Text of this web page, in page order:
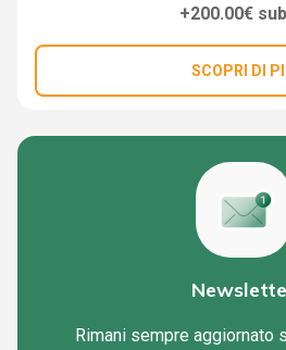
+200.00€
SCOPRI DI
Rimani sempre aggiornato